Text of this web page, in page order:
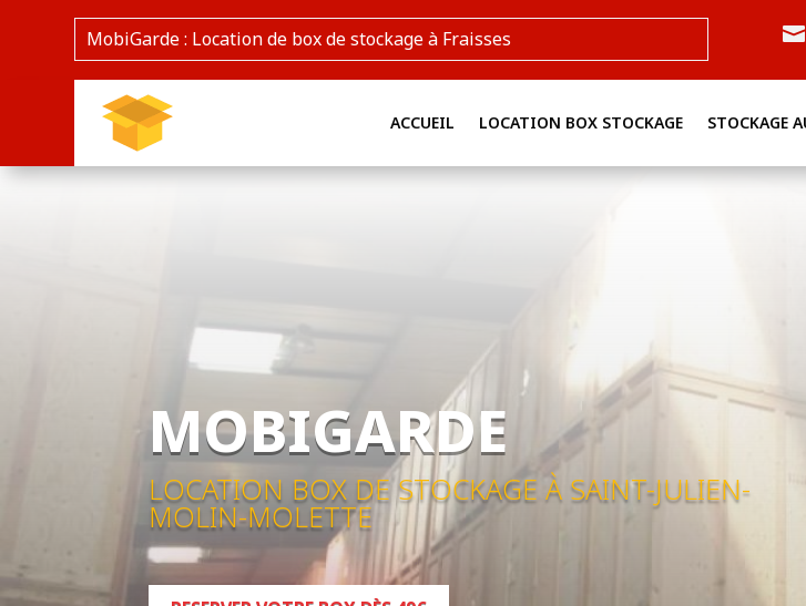
MobiGarde : Location de box de stockage à Fraisses 
ACCUEIL LOCATION BOX STOCKAGE STOCKAGE
MOBIGARDE
LOCATION BOX DE STOCKAGE À SAINT-JULIEN-
MOLIN-MOLETTE